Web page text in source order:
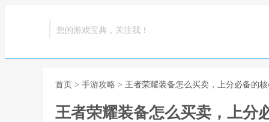
您的游戏宝典，关注我！
首页 > 手游攻略 > 王者荣耀装备怎么买卖，上分必备的
王者荣耀装备怎么买卖，上分